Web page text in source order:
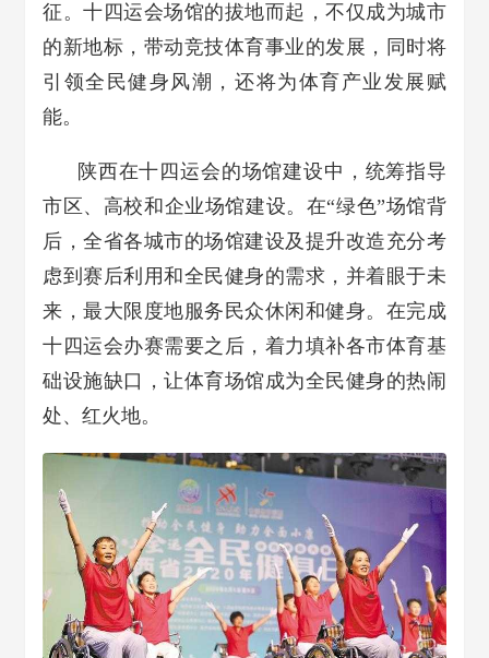
征。十四运会场馆的拔地而起，不仅成为城市
的新地标，带动竞技体育事业的发展，同时将
引领全民健身风潮，还将为体育产业发展赋
能。
陕西在十四运会的场馆建设中，统筹指导
市区、高校和企业场馆建设。在“绿色”场馆背
后，全省各城市的场馆建设及提升改造充分考
虑到赛后利用和全民健身的需求，并着眼于未
来，最大限度地服务民众休闲和健身。在完成
十四运会办赛需要之后，着力填补各市体育基
础设施缺口，让体育场馆成为全民健身的热闹
处、红火地。